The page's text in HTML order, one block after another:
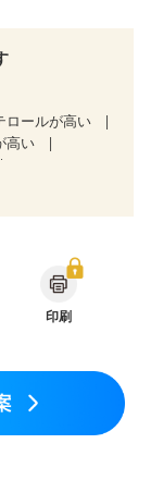
ロールが高い
高い
療法中）
貧血対策
印刷